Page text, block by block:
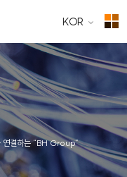
KOR
연결하는 “BH Group”